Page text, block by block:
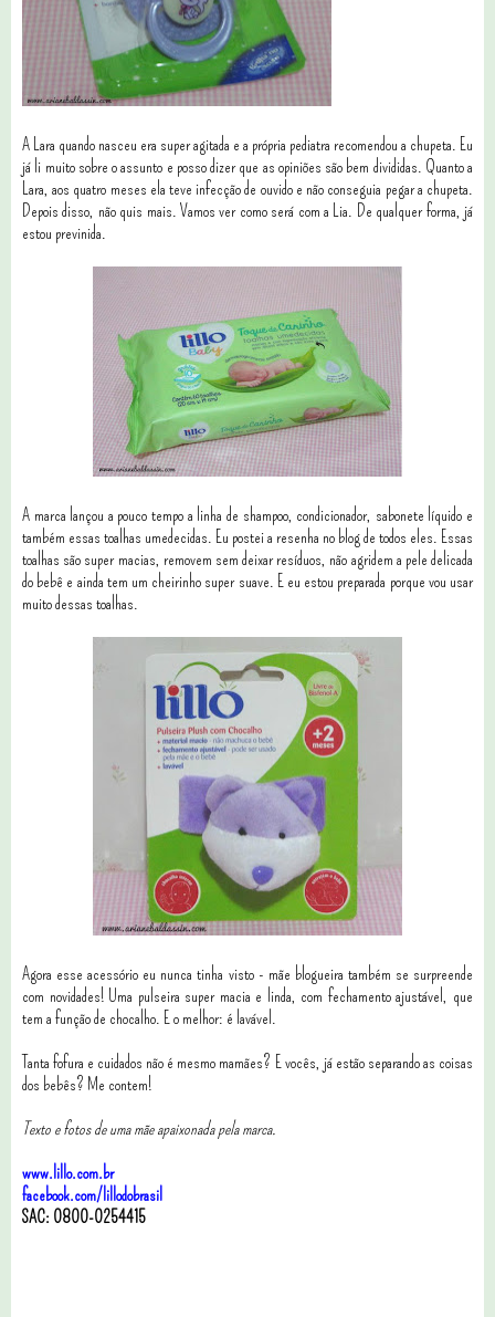
A Lara quando nasceu era super agitada e a própria pediatra recomendou a chupeta. Eu
já li muito sobre o assunto e posso dizer que as opiniões são bem divididas. Quanto a
Lara, aos quatro meses ela teve infecção de ouvido e não conseguia pegar a chupeta.
Depois disso, não quis mais. Vamos ver como será com a Lia. De qualquer forma, já
estou previnida.
A marca lançou a pouco tempo a linha de shampoo, condicionador, sabonete líquido e
também essas toalhas umedecidas. Eu postei a resenha no blog de todos eles. Essas
toalhas são super macias, removem sem deixar resíduos, não agridem a pele delicada
do bebê e ainda tem um cheirinho super suave. E eu estou preparada porque vou usar
muito dessas toalhas.
Agora esse acessório eu nunca tinha visto - mãe blogueira também se surpreende
com novidades! Uma pulseira super macia e linda, com fechamento ajustável, que
tem a função de chocalho. E o melhor: é lavável.
Tanta fofura e cuidados não é mesmo mamães? E vocês, já estão separando as coisas
dos bebês? Me contem!
Texto e fotos de uma mãe apaixonada pela marca.
www.lillo.com.br
facebook.com/lillodobrasil
SAC: 0800-0254415